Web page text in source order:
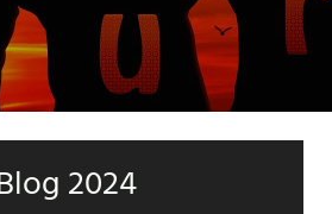
2024